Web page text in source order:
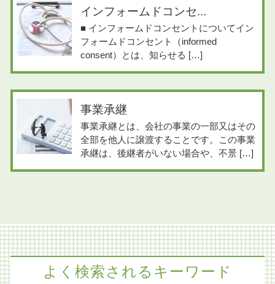
インフォームドコンセ...
■ インフォームドコンセントについてイン
フォームドコンセント（informed
consent）とは、知らせる […]
事業承継
事業承継とは、会社の事業の一部又はその
全部を他人に譲渡することです。この事業
承継は、後継者がいない場合や、不景 […]
よく検索されるキーワード